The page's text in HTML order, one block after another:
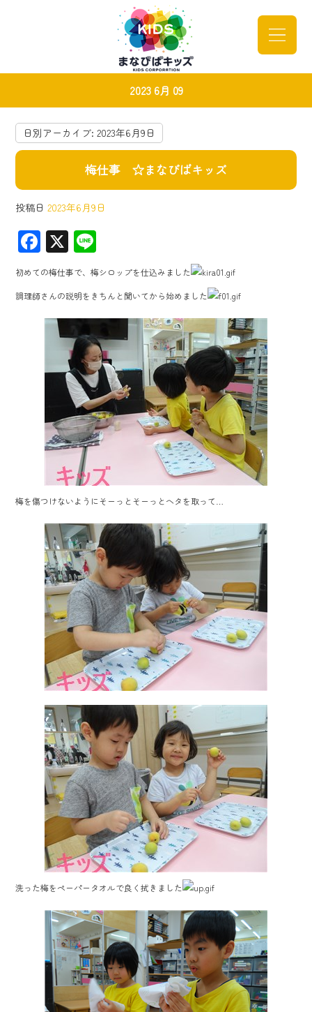
2023 6月 09
日別アーカイブ:2023年6月9日
梅仕事 ☆まなびばキッズ
投稿日 2023年6月9日
F
ac
e
b
o
X
ne
初めての梅仕事で、梅シロップを仕込みました
調理師さんの説明をきちんと聞いてから始めました
梅を傷つけないようにそーっとそーっとヘタを取って…
洗った梅をペーパータオルで良く拭きました